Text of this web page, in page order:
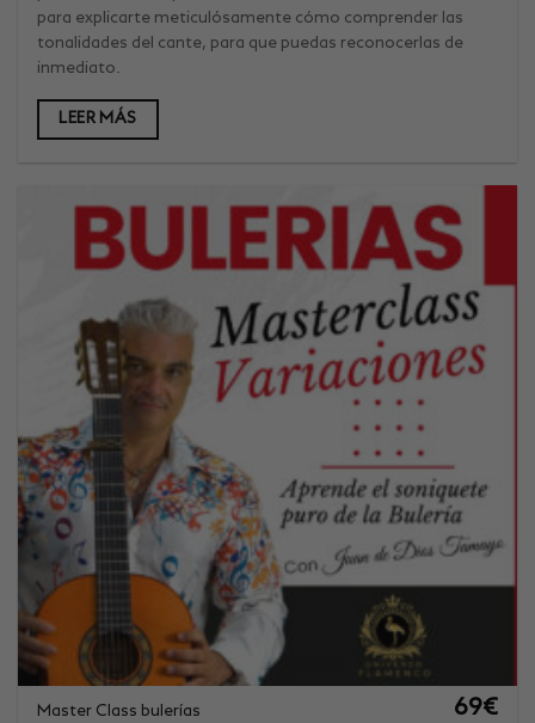
para explicarte meticulósamente cómo comprender las
tonalidades del cante, para que puedas reconocerlas de
inmediato.
LEER MÁS
Master Class bulerías 69€